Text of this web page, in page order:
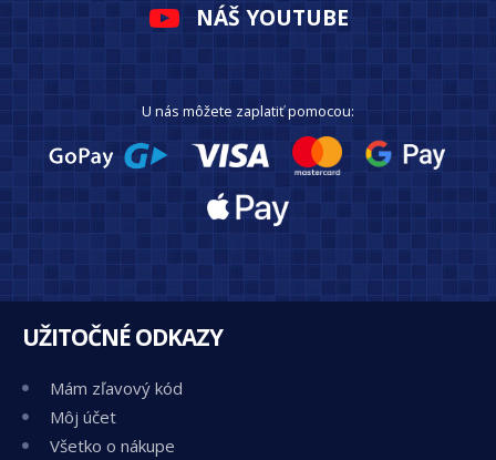
NÁŠ YOUTUBE
U nás môžete zaplatiť pomocou:
UŽITOČNÉ ODKAZY
Mám zľavový kód
Môj účet
Všetko o nákupe